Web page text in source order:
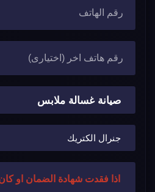
اذا فقدت شهادة الضمان او كان